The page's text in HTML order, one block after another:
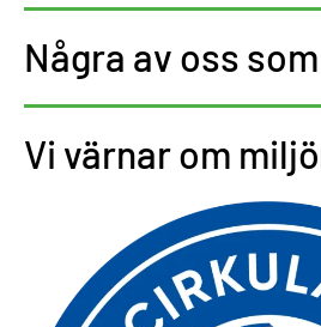
Några av oss
Vi värnar om